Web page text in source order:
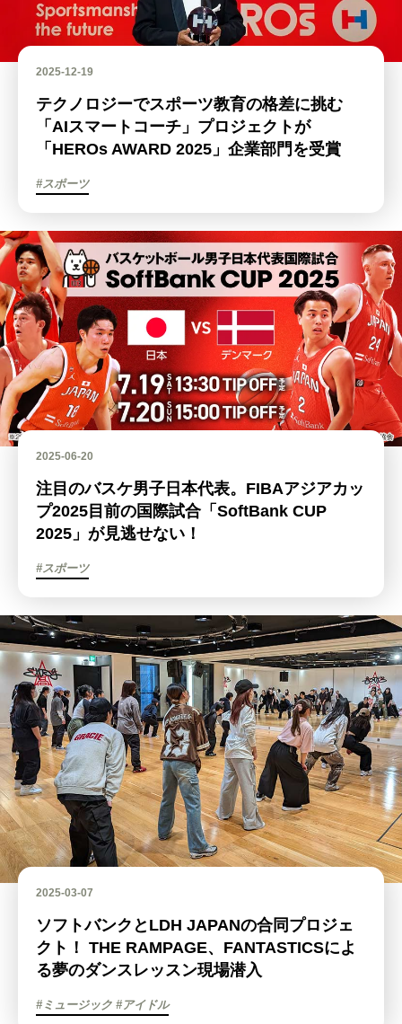
2025-12-19
テクノロジーでスポーツ教育の格差に挑む
「AIスマートコーチ」プロジェクトが
「HEROs AWARD 2025」企業部門を受賞
#スポーツ
2025-06-20
注目のバスケ男子日本代表。FIBAアジアカッ
プ2025目前の国際試合「SoftBank CUP
2025」が見逃せない！
#スポーツ
2025-03-07
ソフトバンクとLDH JAPANの合同プロジェ
クト！ THE RAMPAGE、FANTASTICSによ
る夢のダンスレッスン現場潜入
#ミュージック #アイドル